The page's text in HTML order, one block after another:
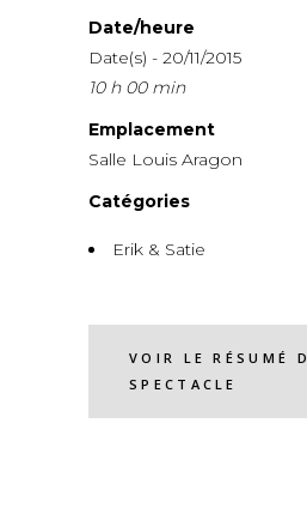
Date/heure
Date(s) - 20/11/2015
10 h 00 min
Emplacement
Salle Louis Aragon
Catégories
Erik & Satie
VOIR LE RÉSUMÉ
SPECTACLE